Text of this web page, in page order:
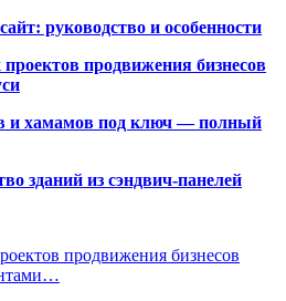
руководство и особенности
продвижения бизнесов
и хамамов под ключ — полный
зданий из сэндвич-панелей
продвижения бизнесов